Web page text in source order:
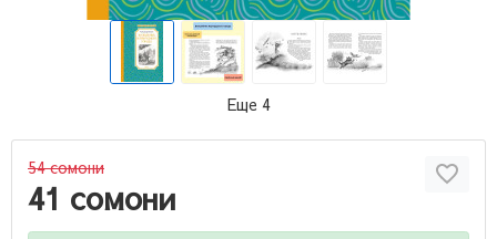
Еще 4
54 сомони
41 сомони